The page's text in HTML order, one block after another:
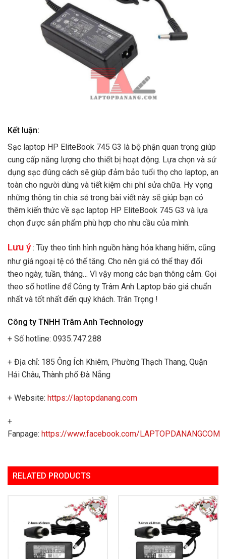
Kết luận:
Sạc laptop HP EliteBook 745 G3 là bộ phận quan trọng giúp
cung cấp năng lượng cho thiết bị hoạt động. Lựa chọn và sử
dụng sạc đúng cách sẽ giúp đảm bảo tuổi thọ cho laptop, an
toàn cho người dùng và tiết kiệm chi phí sửa chữa. Hy vọng
những thông tin chia sẻ trong bài viết này sẽ giúp bạn có
thêm kiến thức về sạc laptop HP EliteBook 745 G3 và lựa
chọn được sản phẩm phù hợp cho nhu cầu của mình.
Lưu ý: Tùy theo tình hình nguồn hàng hóa khang hiếm, cũng
như giá ngoại tệ có thế tăng. Cho nên giá có thể thay đổi
theo ngày, tuần, tháng… Vì vậy mong các bạn thông cảm. Gọi
theo số hotline để Công ty Trâm Anh Laptop báo giá chuẩn
nhất và tốt nhất đến quý khách. Trân Trọng !
Công ty TNHH Trâm Anh Technology
+ Số hotline: 0935.747.288
+ Địa chỉ: 185 Ông Ích Khiêm, Phường Thạch Thang, Quận
Hải Châu, Thành phố Đà Nẵng
+ Website: https://laptopdanang.com
+
Fanpage: https://www.facebook.com/LAPTOPDANANGCOM
RELATED PRODUCTS
Add to
Wishlist
Add to
Wishlist